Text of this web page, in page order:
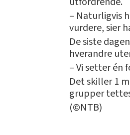
– Naturligvis
vurdere, sier
De siste
hverandre
– Vi setter én
Det skiller 1
grupper
(©NTB)